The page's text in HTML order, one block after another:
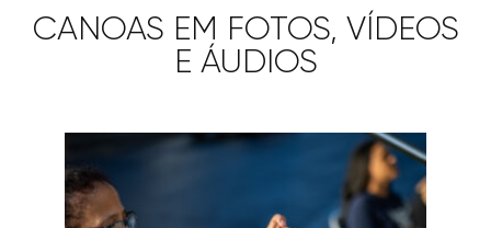
CANOAS EM FOTOS, VÍDEOS
E ÁUDIOS